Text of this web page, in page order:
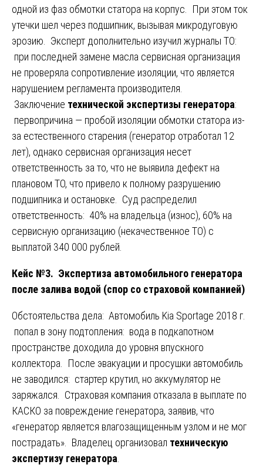
одной из фаз обмотки статора на корпус. При этом ток
утечки шел через подшипник, вызывая микродуговую
эрозию. Эксперт дополнительно изучил журналы ТО:
при последней замене масла сервисная организация
не проверяла сопротивление изоляции, что является
нарушением регламента производителя.
Заключение технической экспертизы генератора:
первопричина — пробой изоляции обмотки статора из-
за естественного старения (генератор отработал 12
лет), однако сервисная организация несет
ответственность за то, что не выявила дефект на
плановом ТО, что привело к полному разрушению
подшипника и остановке. Суд распределил
ответственность: 40% на владельца (износ), 60% на
сервисную организацию (некачественное ТО) с
выплатой 340 000 рублей.
Кейс №3. Экспертиза автомобильного генератора
после залива водой (спор со страховой компанией)
Обстоятельства дела: Автомобиль Kia Sportage 2018 г.
попал в зону подтопления: вода в подкапотном
пространстве доходила до уровня впускного
коллектора. После эвакуации и просушки автомобиль
не заводился: стартер крутил, но аккумулятор не
заряжался. Страховая компания отказала в выплате по
КАСКО за повреждение генератора, заявив, что
«генератор является влагозащищенным узлом и не мог
пострадать». Владелец организовал техническую
экспертизу генератора